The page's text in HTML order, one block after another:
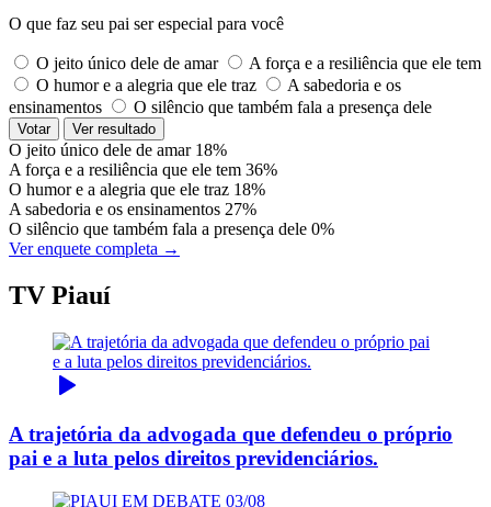
O que faz seu pai ser especial para você
O jeito único dele de amar
A força e a resiliência que ele tem
O humor e a alegria que ele traz
A sabedoria e os
ensinamentos
O silêncio que também fala a presença dele
Votar Ver resultado
O jeito único dele de amar 18%
A força e a resiliência que ele tem 36%
O humor e a alegria que ele traz 18%
A sabedoria e os ensinamentos 27%
O silêncio que também fala a presença dele 0%
Ver enquete completa →
TV Piauí
A trajetória da advogada que defendeu o próprio
pai e a luta pelos direitos previdenciários.